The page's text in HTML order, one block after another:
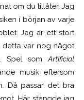
om du tillåter. Jag
i början av varje
Jag är ett stort
detta var nog något
Spel som Artificial
musik eftersom
Då passar det bra